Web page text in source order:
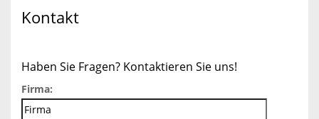
Kontakt
Haben Sie Fragen? Kontaktieren Sie uns!
Firma: